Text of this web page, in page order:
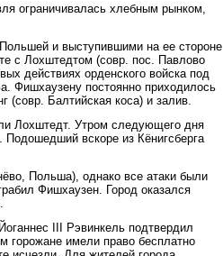
ограничивалась хлебным рынком,
и выступившими на ее стороне
с Лохштедтом (совр. пос. Павлово
действиях орденского войска под
Фишхаузену постоянно приходилось
(совр. Балтийская коса) и залив.
Лохштедт. Утром следующего дня
вскоре из Кёнигсберга
Польша), однако все атаки были
Фишхаузен. Город оказался
III Рэвинкель подтвердил
горожане имели право бесплатно